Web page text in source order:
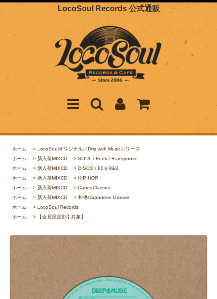
LocoSoul Records 公式通販
ホーム > LocoSoulオリジナル／Drip with Musicシリーズ
ホーム
> 新入荷MIXCD > SOUL / Funk / Raregroove
ホーム
> 新入荷MIXCD > DISCO / 80's R&B
ホーム
> 新入荷MIXCD > HIP HOP
ホーム
> 新入荷MIXCD > DanceClassics
ホーム
> 新入荷MIXCD > 和物/Japanese Groove
ホーム
> LocoSoul Records
ホーム
> 【会員限定割引対象】